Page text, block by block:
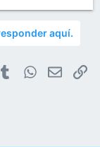
aquí.
TumblrWhatsApp
Email